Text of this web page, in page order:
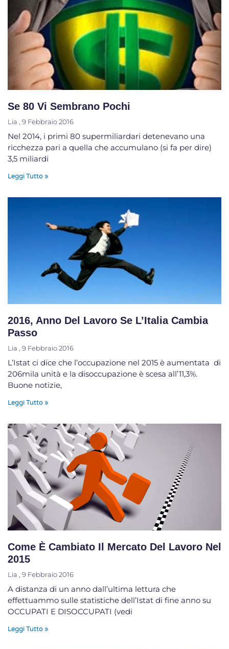
Se 80 Vi Sembrano Pochi
Lia 9 Febbraio 2016
Nel 2014, i primi 80 supermiliardari detenevano una
ricchezza pari a quella che accumulano (si fa per dire)
3,5 miliardi
Leggi Tutto »
2016, Anno Del Lavoro Se L’Italia Cambia
Passo
Lia 9 Febbraio 2016
L’Istat ci dice che l’occupazione nel 2015 è aumentata di
206mila unità e la disoccupazione è scesa all’11,3%.
Buone notizie,
Leggi Tutto »
Come È Cambiato Il Mercato Del Lavoro Nel
2015
Lia 9 Febbraio 2016
A distanza di un anno dall’ultima lettura che
effettuammo sulle statistiche dell’Istat di fine anno su
OCCUPATI E DISOCCUPATI (vedi
Leggi Tutto »